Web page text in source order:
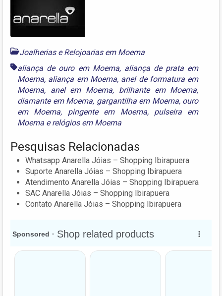
Joalherias e Relojoarias em Moema
aliança de ouro em Moema, aliança de prata em
Moema, aliança em Moema, anel de formatura em
Moema, anel em Moema, brilhante em Moema,
diamante em Moema, gargantilha em Moema, ouro
em Moema, pingente em Moema, pulseira em
Moema erelógios em Moema
Pesquisas Relacionadas
Whatsapp Anarella Jóias – Shopping Ibirapuera
Suporte Anarella Jóias – Shopping Ibirapuera
Atendimento Anarella Jóias – Shopping Ibirapuera
SAC Anarella Jóias – Shopping Ibirapuera
Contato Anarella Jóias – Shopping Ibirapuera